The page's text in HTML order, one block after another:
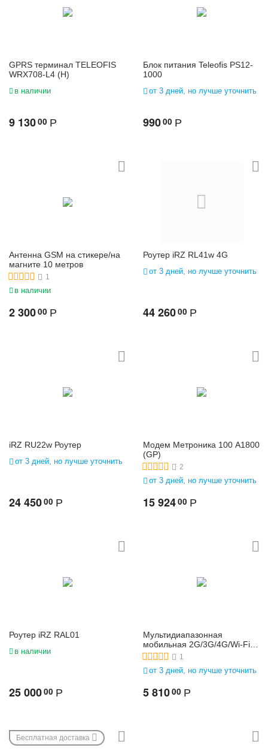
GPRS терминал TELEOFIS
WRX708-L4 (H)
в наличии
9 13000 Р
Блок питания Teleofis PS12-
1000
от 3 дней, но лучше уточнить
99000 Р
Антенна GSM на стикере/на
магните 10 метров
1
в наличии
2 30000 Р
Роутер iRZ RL41w 4G
от 3 дней, но лучше уточнить
44 26000 Р
iRZ RU22w Роутер
от 3 дней, но лучше уточнить
24 45000 Р
Модем Метроника 100 А1800
(GP)
2
от 3 дней, но лучше уточнить
15 92400 Р
Роутер iRZ RAL01
в наличии
25 00000 Р
Мультидиапазонная
мобильная 2G/3G/4G/Wi-Fi-
антенна Termit MB3000M-
1
от 3 дней, но лучше уточнить
5 81000 Р
Бесплатная доставка